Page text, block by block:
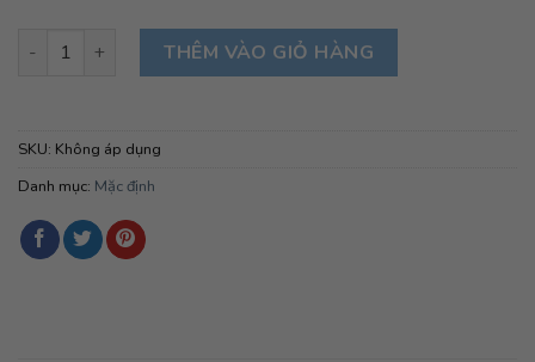
390,000₫.
Bình sữa Comotomo 250ml - Công ty phân phối số lượng
THÊM VÀO GIỎ HÀNG
SKU: Không áp dụng
Danh mục: Mặc định